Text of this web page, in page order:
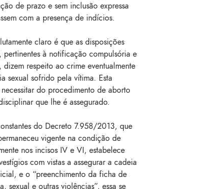
de prazo e sem inclusão expressa
com a presença de indícios.
claro é que as disposições
à notificação compulsória e
respeito ao crime eventualmente
sexual sofrido pela vítima. Esta
do procedimento de aborto
que lhe é assegurado.
do Decreto 7.958/2013, que
vigente na condição de
nos incisos IV e VI, estabelece
com vistas a assegurar a cadeia
e o “preenchimento da ficha de
sexual e outras violências”, essa se